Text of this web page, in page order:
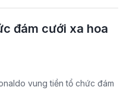
đám cưới xa hoa
vung tiền tổ chức đám